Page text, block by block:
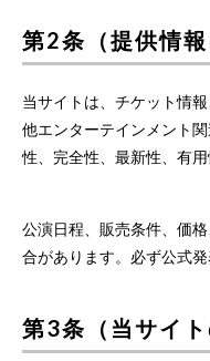
第2条（提供情報
当サイトは、チケット情
他エンターテインメント
性、完全性、最新性、有
公演日程、販売条件、価
合があります。必ず公式発
第3条（当サイト